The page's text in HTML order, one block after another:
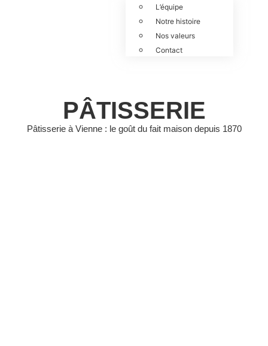
L’équipe
Notre histoire
Nos valeurs
Contact
PÂTISSERIE
Pâtisserie à Vienne : le goût du fait maison depuis 1870